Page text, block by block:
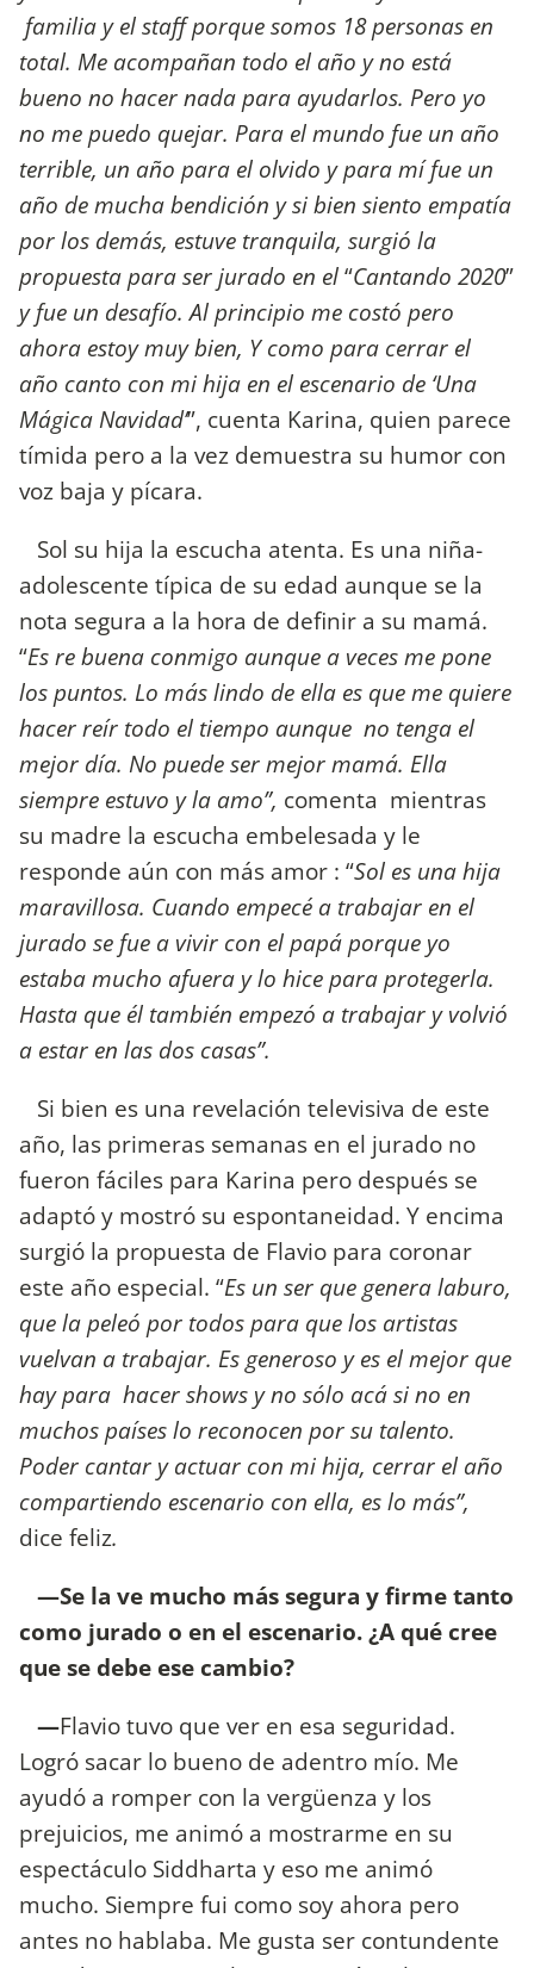
familia y el staff porque somos 18 personas en
total. Me acompañan todo el año y no está
bueno no hacer nada para ayudarlos. Pero yo
no me puedo quejar. Para el mundo fue un año
terrible, un año para el olvido y para mí fue un
año de mucha bendición y si bien siento empatía
por los demás, estuve tranquila, surgió la
propuesta para ser jurado en el“Cantando 2020”
y fue un desafío. Al principio me costó pero
ahora estoy muy bien, Y como para cerrar el
año canto con mi hija en el escenario de ‘Una
Mágica Navidad’”, cuenta Karina, quien parece
tímida pero a la vez demuestra su humor con
voz baja y pícara.
Sol su hija la escucha atenta. Es una niña-
adolescente típica de su edad aunque se la
nota segura a la hora de definir a su mamá.
“Es re buena conmigo aunque a veces me pone
los puntos. Lo más lindo de ella es que me quiere
hacer reír todo el tiempo aunque no tenga el
mejor día. No puede ser mejor mamá. Ella
siempre estuvo y la amo”, comenta mientras
su madre la escucha embelesada y le
responde aún con más amor : “Sol es una hija
maravillosa. Cuando empecé a trabajar en el
jurado se fue a vivir con el papá porque yo
estaba mucho afuera y lo hice para protegerla.
Hasta que él también empezó a trabajar y volvió
a estar en las dos casas”.
Si bien es una revelación televisiva de este
año, las primeras semanas en el jurado no
fueron fáciles para Karina pero después se
adaptó y mostró su espontaneidad. Y encima
surgió la propuesta de Flavio para coronar
este año especial. “Es un ser que genera laburo,
que la peleó por todos para que los artistas
vuelvan a trabajar. Es generoso y es el mejor que
hay para hacer shows y no sólo acá si no en
muchos países lo reconocen por su talento.
Poder cantar y actuar con mi hija, cerrar el año
compartiendo escenario con ella, es lo más”,
dice feliz.
—Se la ve mucho más segura y firme tanto
como jurado o en el escenario. ¿A qué cree
que se debe ese cambio?
—Flavio tuvo que ver en esa seguridad.
Logró sacar lo bueno de adentro mío. Me
ayudó a romper con la vergüenza y los
prejuicios, me animó a mostrarme en su
espectáculo Siddharta y eso me animó
mucho. Siempre fui como soy ahora pero
antes no hablaba. Me gusta ser contundente